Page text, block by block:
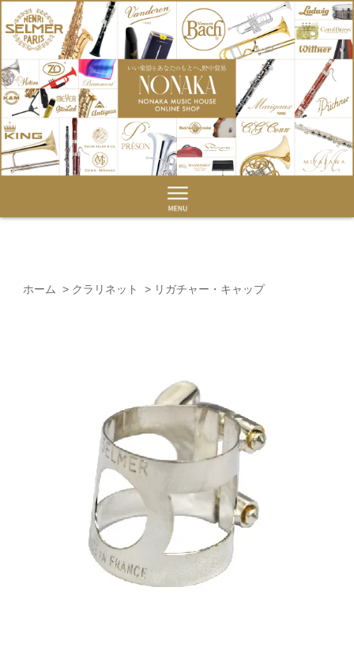
ホーム > クラリネット > リガチャー・キャップ